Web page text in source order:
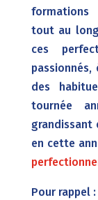
formations
tout au
ces
des
tournée
grandissant
en cette
Pour rappel :